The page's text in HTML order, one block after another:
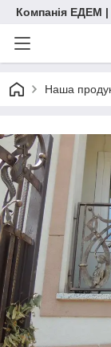
Компанія ЕДЕМ |
Наша